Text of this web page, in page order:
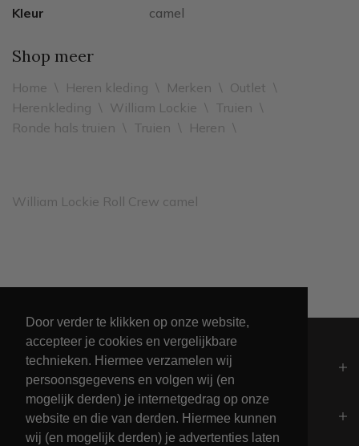
Door verder te klikken op onze website,
accepteer je cookies en vergelijkbare
technieken. Hiermee verzamelen wij
persoonsgegevens en volgen wij (en
mogelijk derden) je internetgedrag op onze
website en die van derden. Hiermee kunnen
wij (en mogelijk derden) je advertenties laten
Kleur
camel
Shop meer
Home \ Heren kleding \ Merken \ Outlet \
Herenkleding \ William Lockie \ Truien \
Ronde hals truien \ Truien \ Heren \
William Lockie Roll Crew camel
Algemeen
Contact